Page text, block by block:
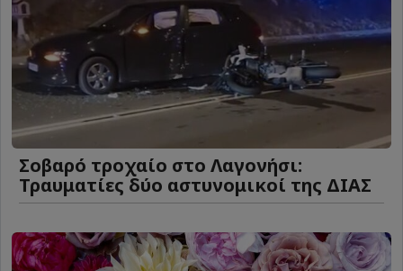
Σοβαρό τροχαίο στο Λαγονήσι:
Τραυματίες δύο αστυνομικοί της ΔΙΑΣ